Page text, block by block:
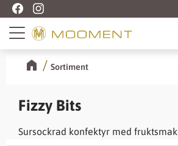
Meny
Sortiment
Fizzy Bits
Sursockrad konfektyr med fruktsmak